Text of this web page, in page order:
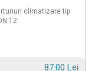
climatizare tip
12
87.00 Lei